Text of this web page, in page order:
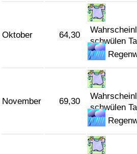
Oktober 64,30
schwülen
November 69,30
schwülen